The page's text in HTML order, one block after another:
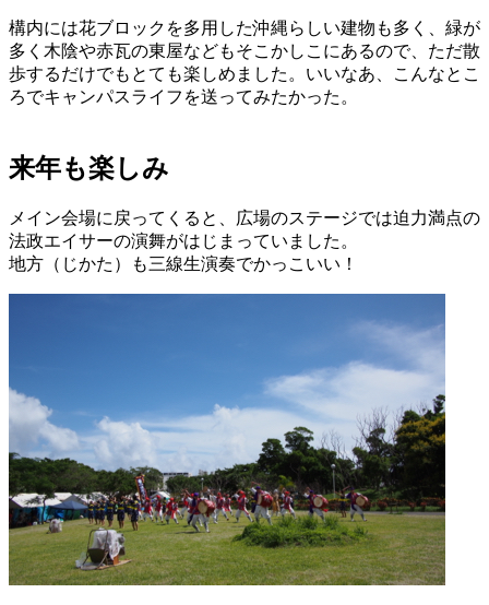
構内には花ブロックを多用した沖縄らしい建物も多く、緑が
多く木陰や赤瓦の東屋などもそこかしこにあるので、ただ散
歩するだけでもとても楽しめました。いいなあ、こんなとこ
ろでキャンパスライフを送ってみたかった。
来年も楽しみ
メイン会場に戻ってくると、広場のステージでは迫力満点の
法政エイサーの演舞がはじまっていました。
地方（じかた）も三線生演奏でかっこいい！